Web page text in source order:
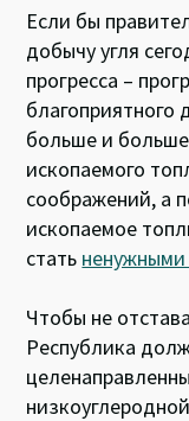
Если бы
добычу угля
прогресса –
благоприятного
больше и
ископаемого
соображений, а
ископаемое
стать
Чтобы не
Республика